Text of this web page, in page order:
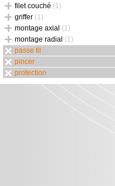
filet couché (1)
griffer (1)
montage axial (1)
montage radial (1)
passe fil
pincer
protection